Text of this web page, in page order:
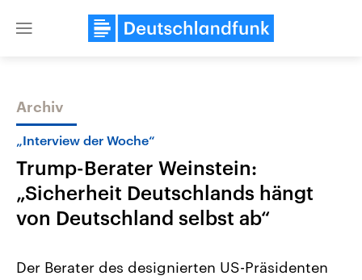
Close
Themen
Archiv
„Interview der Woche“
Trump-Berater Weinstein:
„Sicherheit Deutschlands hängt
von Deutschland selbst ab“
Der Berater des designierten US-Präsidenten